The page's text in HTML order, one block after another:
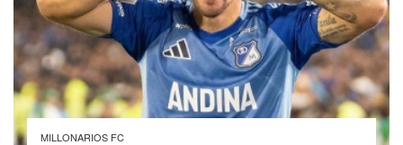
MILLONARIOS FC